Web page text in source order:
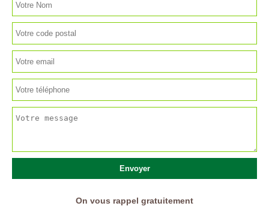
On vous rappel gratuitement